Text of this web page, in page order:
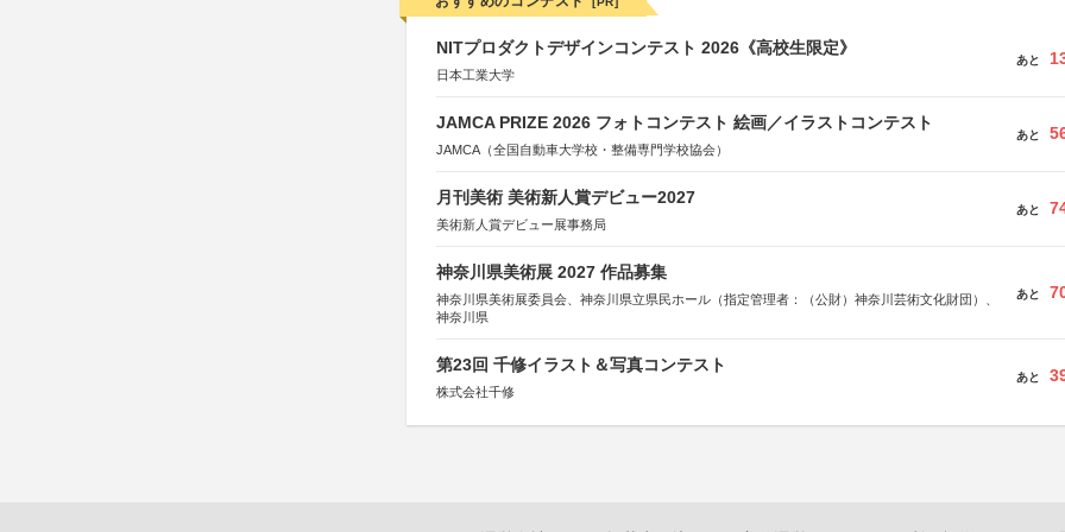
NITプロダクトデザインコンテスト 2026《高校生限定》
日本工業大学
あと
JAMCA PRIZE 2026 フォトコンテスト 絵画／イラストコンテスト
JAMCA（全国自動車大学校・整備専門学校協会）
あと
月刊美術 美術新人賞デビュー2027
美術新人賞デビュー展事務局
あと
神奈川県美術展 2027 作品募集
神奈川県美術展委員会、神奈川県立県民ホール（指定管理者：（公財）神奈川芸術文化財団）、
神奈川県
あと
第23回 千修イラスト＆写真コンテスト
株式会社千修
あと